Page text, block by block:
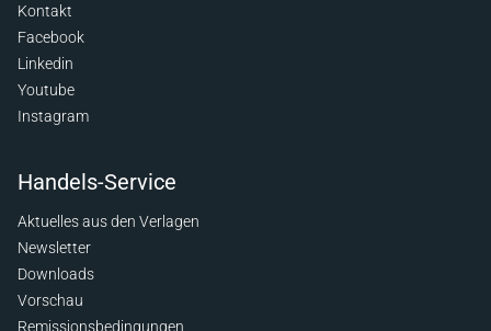
Kontakt
Facebook
Linkedin
Youtube
Instagram
Handels-Service
Aktuelles aus den Verlagen
Newsletter
Downloads
Vorschau
Remissionsbedingungen